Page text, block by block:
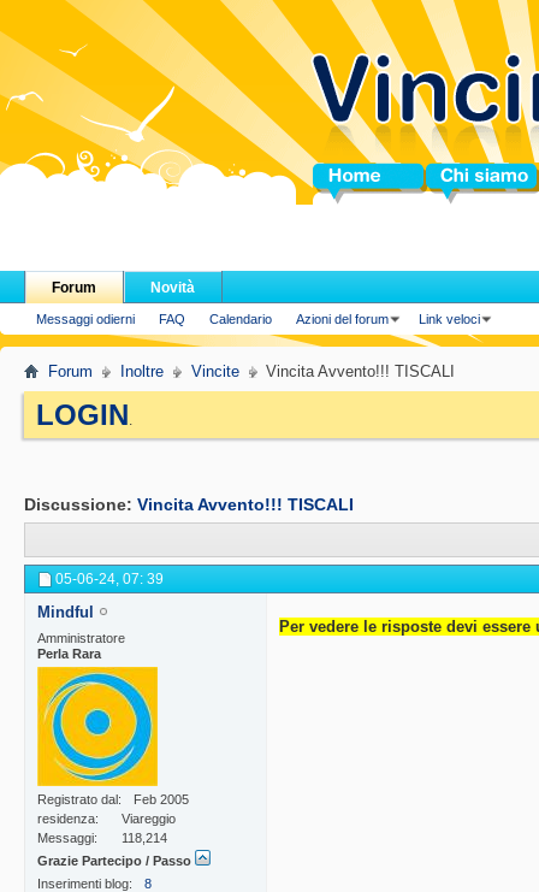
Home Chi siamo
Forum
Messaggi odierni FAQ Calendario Azioni del forum Link veloci
Novità
Forum Inoltre Vincite Vincita Avvento!!! TISCALI
LOGIN.
Discussione: Vincita Avvento!!! TISCALI
05-06-24, 07: 39
Mindful
Amministratore
Perla Rara
Registrato dal
Feb 2005
residenza
Viareggio
Messaggi
118,214
Grazie Partecipo / Passo
Inserimenti blog
8
Per vedere le risposte devi